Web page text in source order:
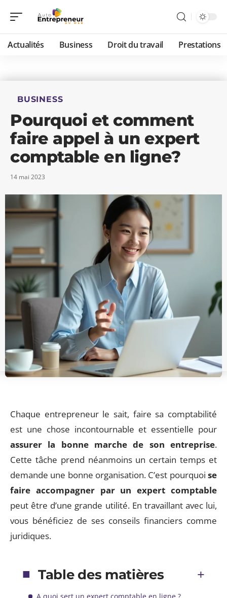
Actualités Business Droit du travail Prestations
BUSINESS
Pourquoi et comment
faire appel à un expert
comptable en ligne?
14 mai 2023
Chaque entrepreneur le sait, faire sa comptabilité
est une chose incontournable et essentielle pour
assurer la bonne marche de son entreprise.
Cette tâche prend néanmoins un certain temps et
demande une bonne organisation. C’est pourquoi se
faire accompagner par un expert comptable
peut être d’une grande utilité. En travaillant avec lui,
vous bénéficiez de ses conseils financiers comme
juridiques.
Table des matières
A quoi sert un expert comptable en ligne ?